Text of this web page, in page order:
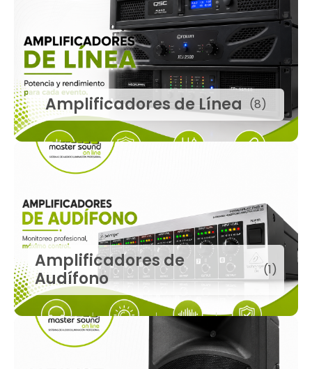
Amplificadores de Línea (8)
Amplificadores de
Audífono
(1)